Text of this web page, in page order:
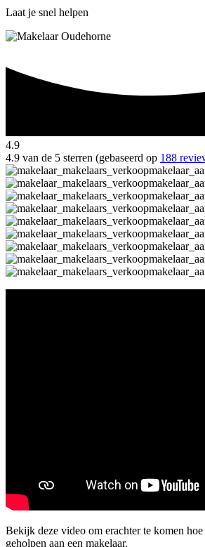
Laat je snel helpen
4.9
4.9 van de 5 sterren (gebaseerd op 188
Bekijk deze video om erachter te komen
geholpen aan een makelaar.